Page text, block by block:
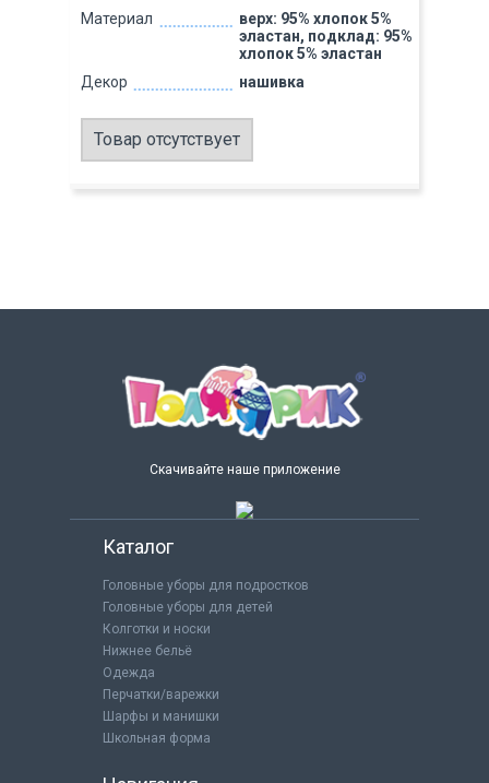
Материал
верх: 95% хлопок 5%
эластан, подклад: 95%
хлопок 5% эластан
Декор
нашивка
Товар отсутствует
Скачивайте наше приложение
Каталог
Головные уборы для подростков
Головные уборы для детей
Колготки и носки
Нижнее бельё
Одежда
Перчатки/варежки
Шарфы и манишки
Школьная форма